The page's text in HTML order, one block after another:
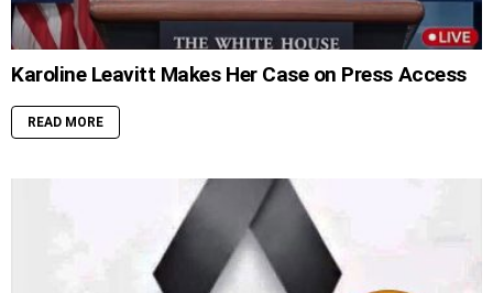
Karoline Leavitt Makes Her Case on Press Access
READ MORE